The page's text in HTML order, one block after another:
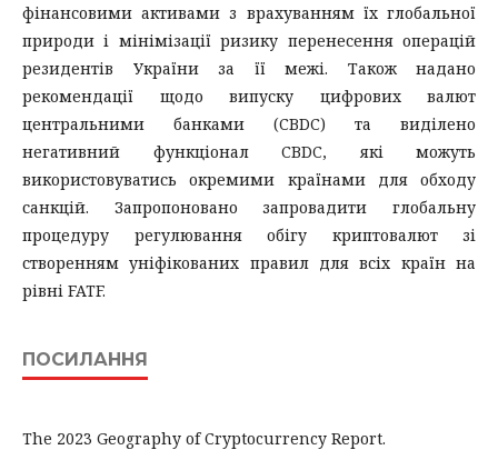
фінансовими активами з врахуванням їх глобальної
природи і мінімізації ризику перенесення операцій
резидентів України за її межі. Також надано
рекомендації щодо випуску цифрових валют
центральними банками (CBDC) та виділено
негативний функціонал CBDC, які можуть
використовуватись окремими країнами для обходу
санкцій. Запропоновано запровадити глобальну
процедуру регулювання обігу криптовалют зі
створенням уніфікованих правил для всіх країн на
рівні FATF.
ПОСИЛАННЯ
The 2023 Geography of Cryptocurrency Report.